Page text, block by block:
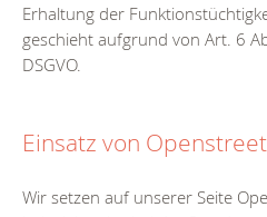
Erhaltung der
geschieht aufgrund von Art. 6
DSGVO.
Einsatz von
Wir setzen auf unserer Seite